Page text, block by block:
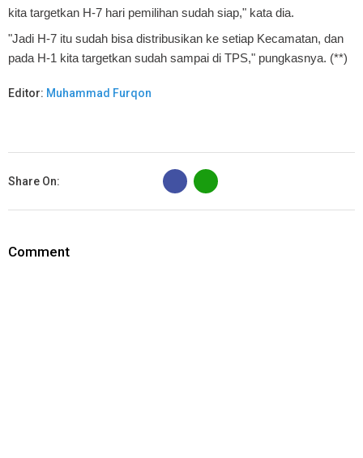
kita targetkan H-7 hari pemilihan sudah siap," kata dia.
"Jadi H-7 itu sudah bisa distribusikan ke setiap Kecamatan, dan
pada H-1 kita targetkan sudah sampai di TPS," pungkasnya. (**)
Editor: Muhammad Furqon
Share On:
B
Comment